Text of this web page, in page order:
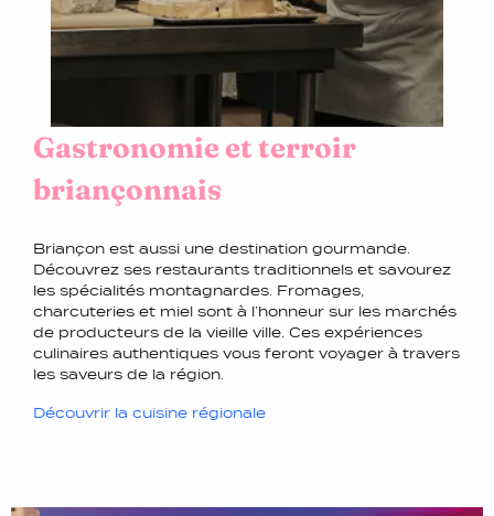
Gastronomie et terroir
briançonnais
Briançon est aussi une destination gourmande.
Découvrez ses restaurants traditionnels et savourez
les spécialités montagnardes. Fromages,
charcuteries et miel sont à l’honneur sur les marchés
de producteurs de la vieille ville. Ces expériences
culinaires authentiques vous feront voyager à travers
les saveurs de la région.
Découvrir la cuisine régionale